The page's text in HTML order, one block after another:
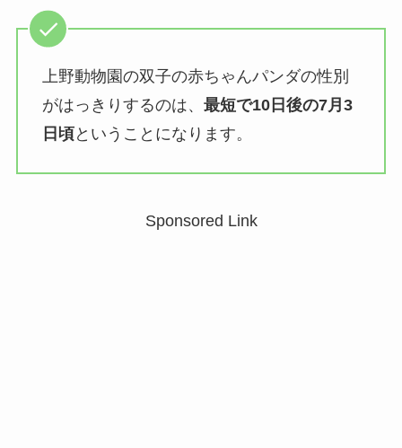
上野動物園の双子の赤ちゃんパンダの性別
がはっきりするのは、 最短で10日後の7月3
日頃ということになります。
Sponsored Link